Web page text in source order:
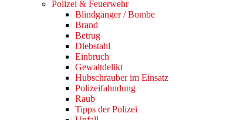
Polizei & Feuerwehr
Blindgänger / Bombe
Brand
Betrug
Diebstahl
Einbruch
Gewaltdelikt
Hubschrauber im Einsatz
Polizeifahndung
Raub
Tipps der Polizei